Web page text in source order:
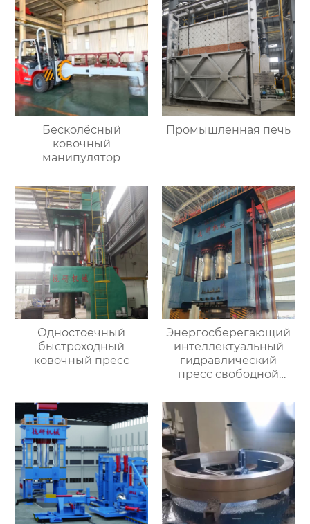
Бесколёсный
ковочный
манипулятор
Промышленная печь
Одностоечный
быстроходный
ковочный пресс
Энергосберегающий
интеллектуальный
гидравлический
пресс свободной